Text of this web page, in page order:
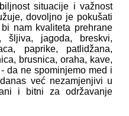
situacije i važnost
dovoljno je pokušati
nam kvaliteta prehrane
šljiva, jagoda, breskvi,
paprike, patlidžana,
brusnica, oraha, kave,
da ne spominjemo med i
već nezamjenjivi u
i bitni za održavanje